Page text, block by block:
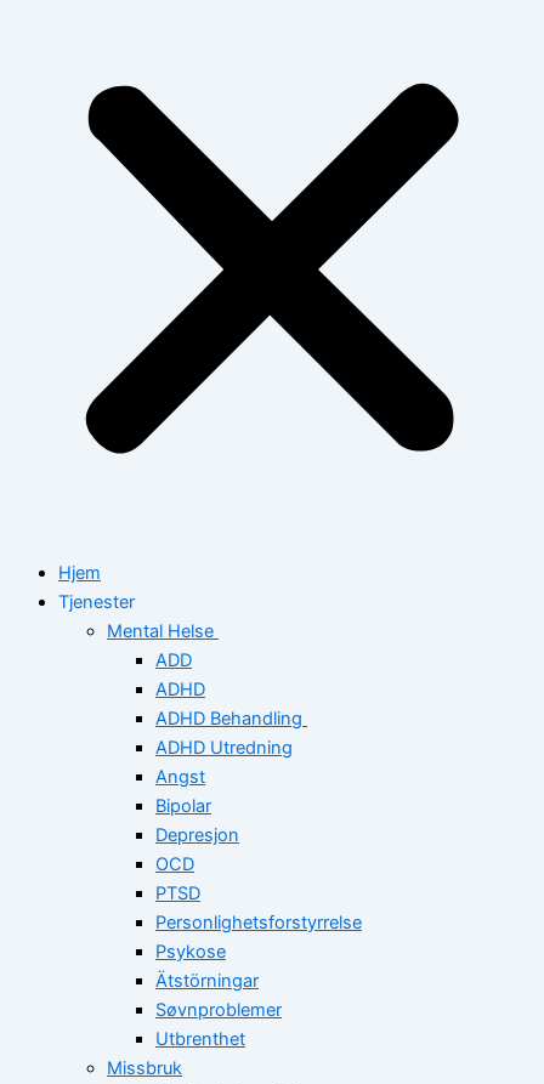
Hjem
Tjenester
Mental Helse
ADD
ADHD
ADHD Behandling
ADHD Utredning
Angst
Bipolar
Depresjon
OCD
PTSD
Personlighetsforstyrrelse
Psykose
Ätstörningar
Søvnproblemer
Utbrenthet
Missbruk